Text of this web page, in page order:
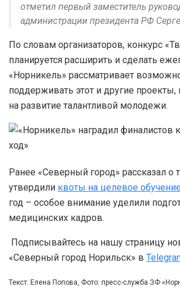
отметил первый заместитель
администрации президента РФ
По словам организаторов, конкурс
планируется расширить и сделать
«Норникель» рассматривает
поддерживать этот и другие
на развитие талантливой молодежи.
Ранее «Северный город» рассказал о
утвердили квоты на целевое
год – особое внимание уделили
медицинских кадров.
Подписывайтесь на нашу страницу
«Северный город Норильск» в
Текст: Елена Попова, Фото: пресс-служба ЗФ